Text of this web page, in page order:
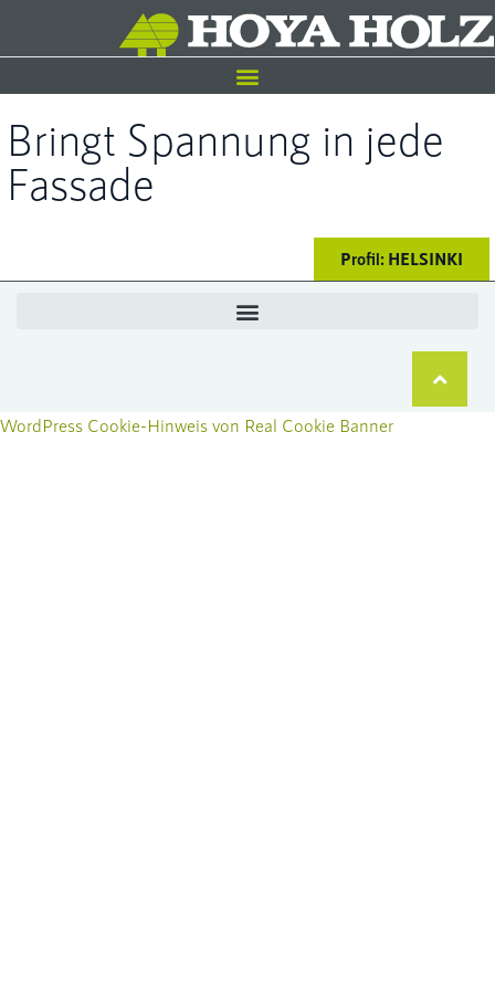
Bringt Spannung in jede
Fassade
Profil: HELSINKI
WordPress Cookie-Hinweis von Real Cookie Banner